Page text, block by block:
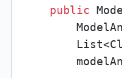
public